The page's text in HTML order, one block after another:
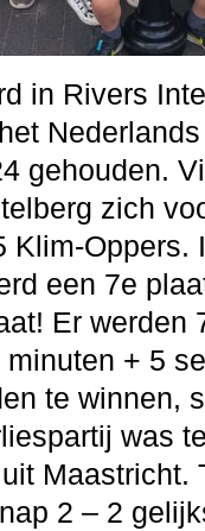
in Rivers
gehouden.
zich
Klim-Oppers.
een 7e
Er werden
+ 5
te winnen,
was
Maastricht.
2 – 2